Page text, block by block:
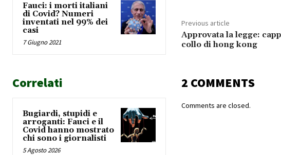
Fauci: i morti italiani
di Covid? Numeri
inventati nel 99% dei
casi
7 Giugno 2021
Previous article
Approvata la legge:
collo di hong kong
Correlati
Bugiardi, stupidi e
arroganti: Fauci e il
Covid hanno mostrato
chi sono i giornalisti
5 Agosto 2026
2 COMMENTS
Comments are closed.